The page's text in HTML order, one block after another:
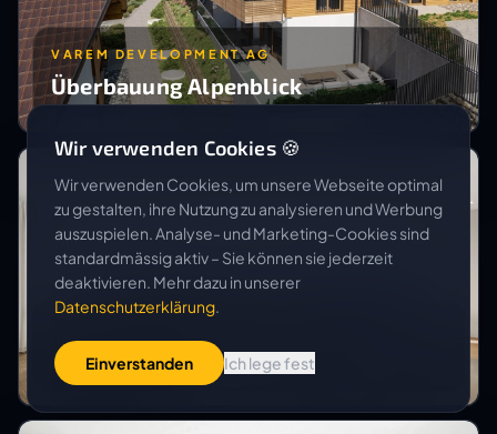
VAREM DEVELOPMENT AG
Überbauung Alpenblick
MFH Wichtrach
Wir verwenden Cookies 🍪
Wir verwenden Cookies, um unsere Webseite optimal
zu gestalten, ihre Nutzung zu analysieren und Werbung
auszuspielen. Analyse- und Marketing-Cookies sind
standardmässig aktiv – Sie können sie jederzeit
deaktivieren. Mehr dazu in unserer
Datenschutzerklärung
Einverstanden Ich lege fest